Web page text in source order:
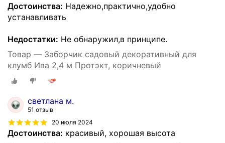
Достоинства: Надежно,практично,удобно
устанавливать
Недостатки: Не обнаружил,в принципе.
Товар — Заборчик садовый декоративный для
клумб Ива 2,4 м Протэкт, коричневый
светлана м.
51 отзыв
20 июля 2024
Достоинства: красивый, хорошая высота